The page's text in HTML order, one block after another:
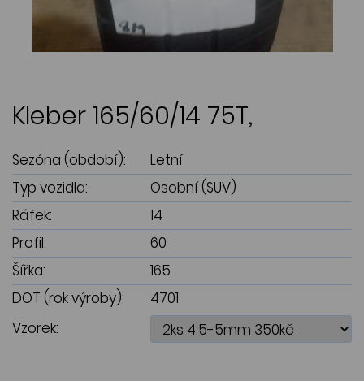
Kleber 165/60/14 75T,
Sezóna (období):
Letní
Typ vozidla:
Osobní (SUV)
Ráfek:
14
Profil:
60
Šířka:
165
DOT (rok výroby):
4701
Vzorek: